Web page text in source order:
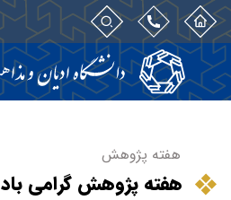
هفته پژوهش
هفته پژوهش گرامی باد